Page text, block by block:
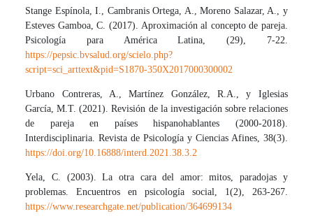
Stange Espínola, I., Cambranis Ortega, A., Moreno Salazar, A., y
Esteves Gamboa, C. (2017). Aproximación al concepto de pareja.
Psicología para América Latina, (29), 7-22.
https://pepsic.bvsalud.org/scielo.php?
script=sci_arttext&pid=S1870-350X2017000300002
Urbano Contreras, A., Martínez González, R.A., y Iglesias
García, M.T. (2021). Revisión de la investigación sobre relaciones
de pareja en países hispanohablantes (2000-2018).
Interdisciplinaria. Revista de Psicología y Ciencias Afines, 38(3).
https://doi.org/10.16888/interd.2021.38.3.2
Yela, C. (2003). La otra cara del amor: mitos, paradojas y
problemas. Encuentros en psicología social, 1(2), 263-267.
https://www.researchgate.net/publication/364699134